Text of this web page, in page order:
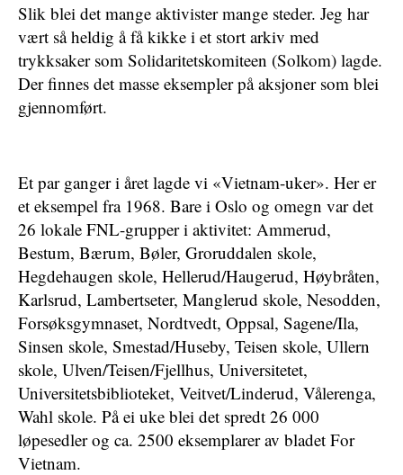
Slik blei det mange aktivister mange steder. Jeg har
vært så heldig å få kikke i et stort arkiv med
trykksaker som Solidaritetskomiteen (Solkom) lagde.
Der finnes det masse eksempler på aksjoner som blei
gjennomført.
Et par ganger i året lagde vi «Vietnam-uker». Her er
et eksempel fra 1968. Bare i Oslo og omegn var det
26 lokale FNL-grupper i aktivitet: Ammerud,
Bestum, Bærum, Bøler, Groruddalen skole,
Hegdehaugen skole, Hellerud/Haugerud, Høybråten,
Karlsrud, Lambertseter, Manglerud skole, Nesodden,
Forsøksgymnaset, Nordtvedt, Oppsal, Sagene/Ila,
Sinsen skole, Smestad/Huseby, Teisen skole, Ullern
skole, Ulven/Teisen/Fjellhus, Universitetet,
Universitetsbiblioteket, Veitvet/Linderud, Vålerenga,
Wahl skole. På ei uke blei det spredt 26 000
løpesedler og ca. 2500 eksemplarer av bladet For
Vietnam.